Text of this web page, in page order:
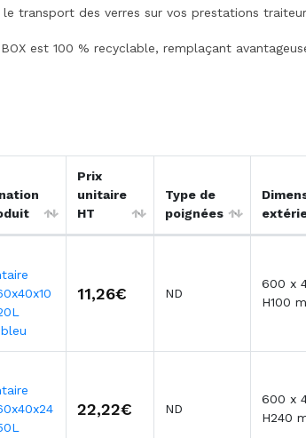
transport des verres sur vos prestations
est 100 % recyclable, remplaçant
Prix
unitaire
HT
Type de
poignées
11,26€ ND
600 x
H100
22,22€ ND
600 x
H240